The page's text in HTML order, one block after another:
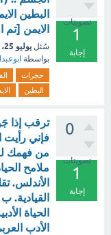
تصويتات
1
إجابة
البطين
الايمن [تم
سُئل يوليو 25، 2025
بواسطة
حجرات
البطين
0
تصويتات
1
إجابة
ترقب إذا
من فهمك
ملامح
الأندلس.
القيادية.
الحياة
الأدب